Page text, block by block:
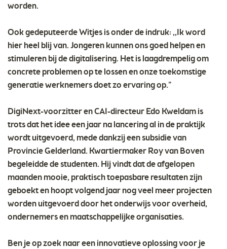
worden.
Ook gedeputeerde Witjes is onder de indruk: ,,Ik word
hier heel blij van. Jongeren kunnen ons goed helpen en
stimuleren bij de digitalisering. Het is laagdrempelig om
concrete problemen op te lossen en onze toekomstige
generatie werknemers doet zo ervaring op.”
DigiNext-voorzitter en CAI-directeur Edo Kweldam is
trots dat het idee een jaar na lancering al in de praktijk
wordt uitgevoerd, mede dankzij een subsidie van
Provincie Gelderland. Kwartiermaker Roy van Boven
begeleidde de studenten. Hij vindt dat de afgelopen
maanden mooie, praktisch toepasbare resultaten zijn
geboekt en hoopt volgend jaar nog veel meer projecten
worden uitgevoerd door het onderwijs voor overheid,
ondernemers en maatschappelijke organisaties.
Ben je op zoek naar een innovatieve oplossing voor je